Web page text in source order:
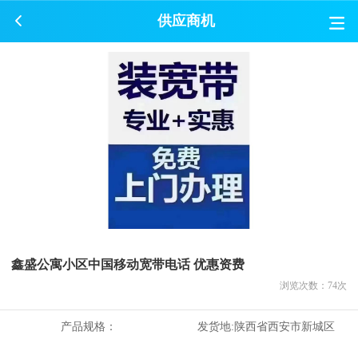
供应商机
鑫盛公寓小区中国移动宽带电话 优惠资费
浏览次数： 74次
产品规格： 发货地:陕西省西安市新城区